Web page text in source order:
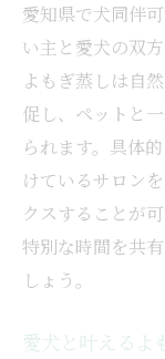
愛犬が
犬同
愛知
ペット連れ
愛知よ
犬同伴
愛知よ
愛知よ
愛知県で犬同伴
い主と愛犬の双
よもぎ蒸しは自
促し、ペットと
られます。具体
けているサロン
クスすることが
特別な時間を共
しょう。
愛犬と叶えるよ